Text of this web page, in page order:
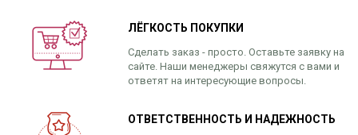
ЛЁГКОСТЬ ПОКУПКИ
Сделать заказ - просто. Оставьте заявку на
сайте. Наши менеджеры свяжутся с вами и
ответят на интересующие вопросы.
ОТВЕТСТВЕННОСТЬ И НАДЕЖНОСТЬ